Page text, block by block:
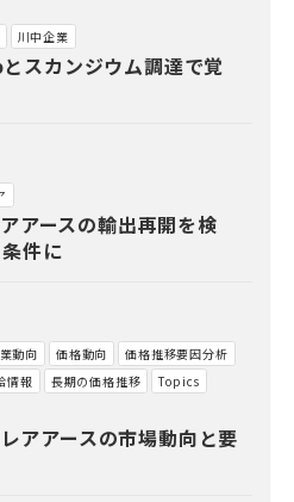
川中企業
スカンジウム調達で覚
アースの輸出再開を検
件に
動向 価格動向
価格推移要因分析
情報 長期の価格推移
Topics
アアースの市場動向と要